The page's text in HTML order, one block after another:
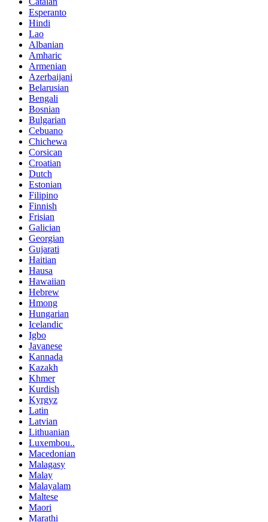
Esperanto
Hindi
Lao
Albanian
Amharic
Armenian
Azerbaijani
Belarusian
Bengali
Bosnian
Bulgarian
Cebuano
Chichewa
Corsican
Croatian
Dutch
Estonian
Filipino
Finnish
Frisian
Galician
Georgian
Gujarati
Haitian
Hausa
Hawaiian
Hebrew
Hmong
Hungarian
Icelandic
Igbo
Javanese
Kannada
Kazakh
Khmer
Kurdish
Kyrgyz
Latin
Latvian
Lithuanian
Luxembou..
Macedonian
Malagasy
Malay
Malayalam
Maltese
Maori
Marathi